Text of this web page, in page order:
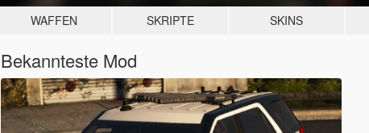
WAFFEN SKRIPTE SKINS
Bekannteste Mod